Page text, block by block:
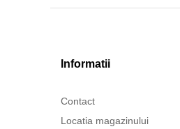
Informatii
Contact
Locatia magazinului